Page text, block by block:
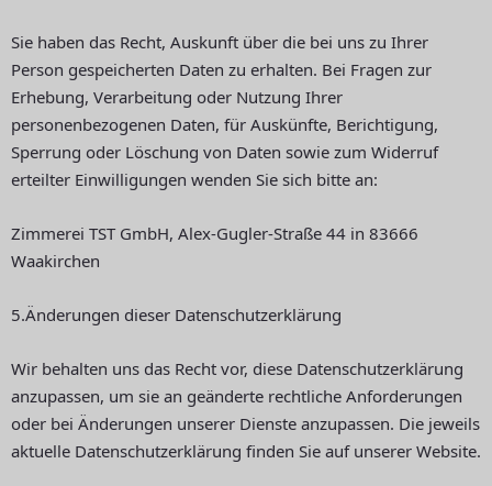
Sie haben das Recht, Auskunft über die bei uns zu Ihrer
Person gespeicherten Daten zu erhalten. Bei Fragen zur
Erhebung, Verarbeitung oder Nutzung Ihrer
personenbezogenen Daten, für Auskünfte, Berichtigung,
Sperrung oder Löschung von Daten sowie zum Widerruf
erteilter Einwilligungen wenden Sie sich bitte an:
Zimmerei TST GmbH, Alex-Gugler-Straße 44 in 83666
Waakirchen
5.Änderungen dieser Datenschutzerklärung
Wir behalten uns das Recht vor, diese Datenschutzerklärung
anzupassen, um sie an geänderte rechtliche Anforderungen
oder bei Änderungen unserer Dienste anzupassen. Die jeweils
aktuelle Datenschutzerklärung finden Sie auf unserer Website.